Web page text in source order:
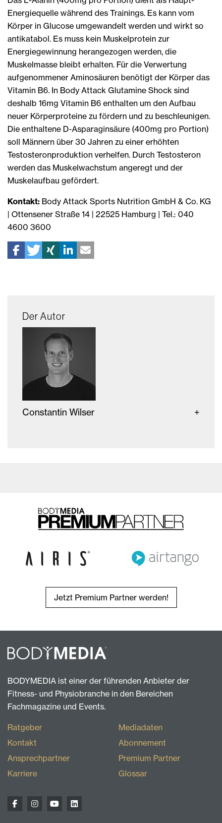
Energiequelle während des Trainings. Es kann vom
Körper in Glucose umgewandelt werden und wirkt so
antikatabol. Es muss kein Muskelprotein zur
Energiegewinnung herangezogen werden, die
Muskelmasse bleibt erhalten. Für die Verwertung
aufgenommener Aminosäuren benötigt der Körper das
Vitamin B6. In Body Attack Glutamine Shock sind
deshalb 16mg Vitamin B6 enthalten um den Aufbau
neuer Körperproteine zu fördern und zu beschleunigen.
Die enthaltene D-Asparaginsäure (400mg pro Portion)
soll Männern über 30 Jahren zu einer erhöhten
Testosteronproduktion verhelfen. Durch Testosteron
werden das Muskelwachstum angeregt und der
Muskelaufbau gefördert.
Kontakt: Body Attack Sports Nutrition GmbH & Co. KG
| Ottensener Straße 14 | 22525 Hamburg | Tel.: 040
4600 3600
Der Autor
Constantin Wilser
Jetzt Premium Partner werden!
BODYMEDIA ist einer der führenden Anbieter der
Fitness- und Physiobranche in den Bereichen
Fachmagazine und Events.
Ratgeber
Kontakt
Ansprechpartner
Karriere
Mediadaten
Abonnement
Premium Partner
Glossar